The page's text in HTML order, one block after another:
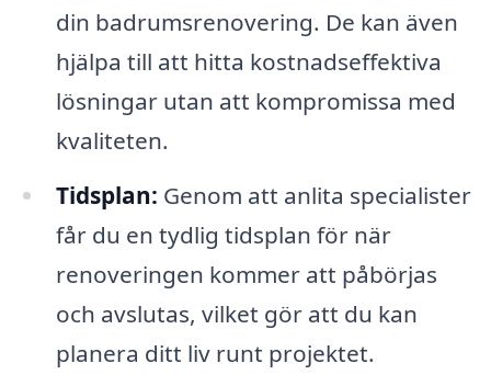
din badrumsrenovering. De kan även
hjälpa till att hitta kostnadseffektiva
lösningar utan att kompromissa med
kvaliteten.
Tidsplan: Genom att anlita specialister
får du en tydlig tidsplan för när
renoveringen kommer att påbörjas
och avslutas, vilket gör att du kan
planera ditt liv runt projektet.